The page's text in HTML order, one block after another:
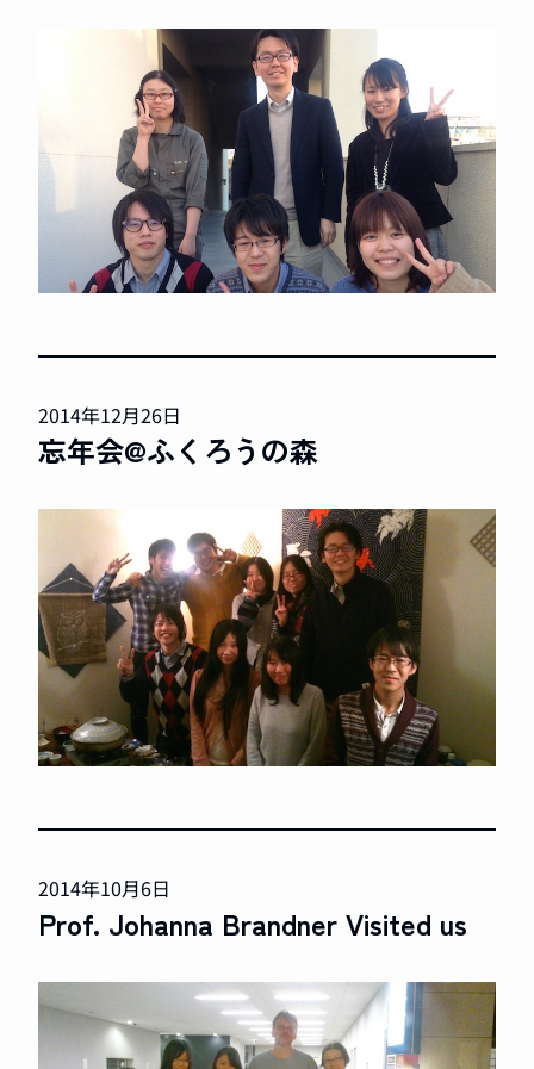
2014年12月26日
忘年会@ふくろうの森
2014年10月6日
Prof. Johanna Brandner Visited us